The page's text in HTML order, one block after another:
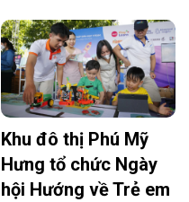
Khu đô thị Phú Mỹ
Hưng tổ chức Ngày
hội Hướng về Trẻ em